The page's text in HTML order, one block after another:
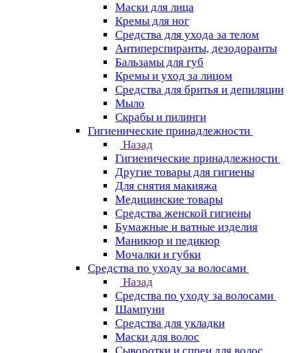
Маски для лица
Кремы для ног
Средства для ухода за телом
Антиперспиранты, дезодоранты
Бальзамы для губ
Кремы и уход за лицом
Средства для бритья и депиляции
Мыло
Скрабы и пилинги
Гигиенические принадлежности
Назад
Гигиенические принадлежности
Другие товары для гигиены
Для снятия макияжа
Медицинские товары
Средства женской гигиены
Бумажные и ватные изделия
Маникюр и педикюр
Мочалки и губки
Средства по уходу за волосами
Назад
Средства по уходу за волосами
Шампуни
Средства для укладки
Маски для волос